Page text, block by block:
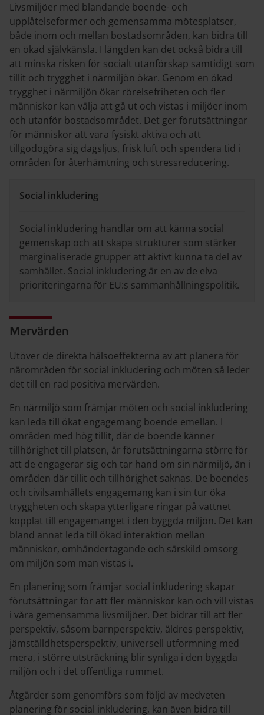
Livsmiljöer med blandande boende- och
upplåtelseformer och gemensamma mötesplatser,
både inom och mellan bostadsområden, kan bidra till
en ökad självkänsla. I längden kan det också bidra till
att minska risken för socialt utanförskap samtidigt som
tillit och trygghet i närmiljön ökar. Genom en ökad
trygghet i närmiljön ökar rörelsefriheten och fler
människor kan välja att gå ut och vistas i miljöer inom
och utanför bostadsområdet. Det ger förutsättningar
för människor att vara fysiskt aktiva och att
tillgodogöra sig dagsljus, frisk luft och spendera tid i
områden för återhämtning och stressreducering.
Social inkludering
Social inkludering handlar om att känna social
gemenskap och att skapa strukturer som stärker
marginaliserade grupper att aktivt kunna ta del av
samhället. Social inkludering är en av de elva
prioriteringarna för EU:s sammanhållningspolitik.
Mervärden
Utöver de direkta hälsoeffekterna av att planera för
närområden för social inkludering och möten så leder
det till en rad positiva mervärden.
En närmiljö som främjar möten och social inkludering
kan leda till ökat engagemang boende emellan. I
områden med hög tillit, där de boende känner
tillhörighet till platsen, är förutsättningarna större för
att de engagerar sig och tar hand om sin närmiljö, än i
områden där tillit och tillhörighet saknas. De boendes
och civilsamhällets engagemang kan i sin tur öka
tryggheten och skapa ytterligare ringar på vattnet
kopplat till engagemanget i den byggda miljön. Det kan
bland annat leda till ökad interaktion mellan
människor, omhändertagande och särskild omsorg
om miljön som man vistas i.
En planering som främjar social inkludering skapar
förutsättningar för att fler människor kan och vill vistas
i våra gemensamma livsmiljöer. Det bidrar till att fler
perspektiv, såsom barnperspektiv, äldres perspektiv,
jämställdhetsperspektiv, universell utformning med
mera, i större utsträckning blir synliga i den byggda
miljön och i det offentliga rummet.
Åtgärder som genomförs som följd av medveten
planering för social inkludering, kan även bidra till